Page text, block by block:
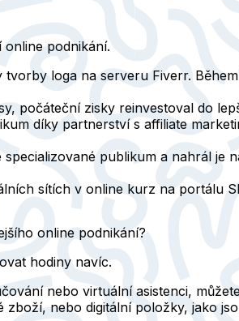
online podnikání.
loga na serveru Fiverr.
počáteční zisky reinvestoval do
díky partnerství s affiliate
publikum a nahrál je
sítích v online kurz na portálu
online podnikání?
hodiny navíc.
nebo virtuální asistenci,
nebo digitální položky, jako